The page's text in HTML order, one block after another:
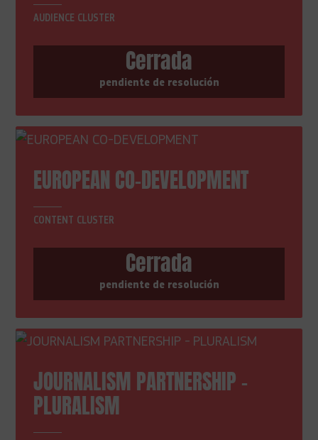
AUDIENCE CLUSTER
Cerrada
pendiente de resolución
EUROPEAN CO-DEVELOPMENT
CONTENT CLUSTER
Cerrada
pendiente de resolución
JOURNALISM PARTNERSHIP -
PLURALISM